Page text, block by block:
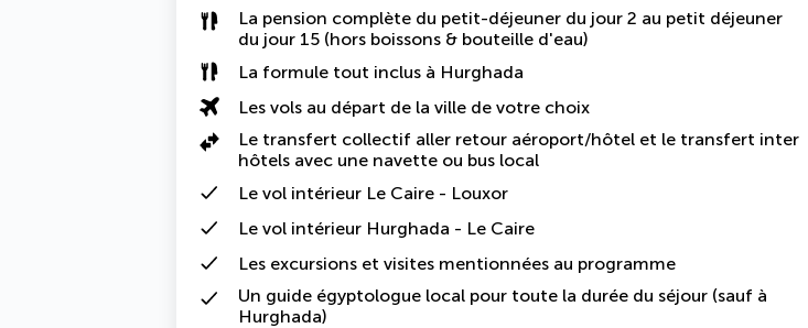
La pension complète du petit-déjeuner du jour 2 au petit déjeuner
du jour 15 (hors boissons & bouteille d'eau)
La formule tout inclus à Hurghada
Les vols au départ de la ville de votre choix
Le transfert collectif aller retour aéroport/hôtel et le transfert inter
hôtels avec une navette ou bus local
Le vol intérieur Le Caire - Louxor
Le vol intérieur Hurghada - Le Caire
Les excursions et visites mentionnées au programme
Un guide égyptologue local pour toute la durée du séjour (sauf à
Hurghada)